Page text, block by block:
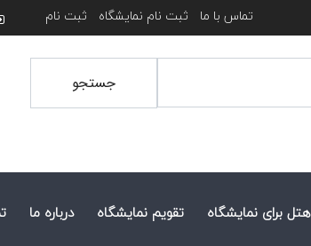
تماس با ما ثبت نام نمایشگاه ثبت نام
جستجو
هتل برای نمایشگاه تقویم نمایشگاه درباره ما